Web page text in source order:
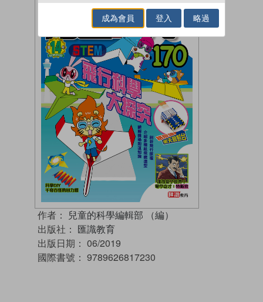
作者： 兒童的科學編輯部 （編）
出版社： 匯識教育
出版日期： 06/2019
國際書號： 9789626817230
成為會員 登入 略過